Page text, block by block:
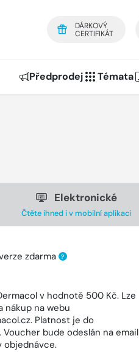
DÁRKOVÝ
CERTIFIKÁT
Předprodej Témata
Elektronické
Čtěte ihned i v mobilní aplikaci
zdarma ?
v hodnotě 500 Kč. Lze
nákup na webu
Platnost je do
Voucher bude odeslán na email
objednávce.